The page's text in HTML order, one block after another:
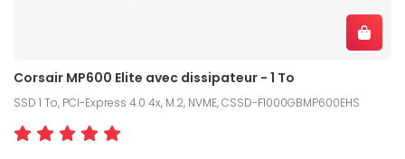
Corsair MP600 Elite avec dissipateur - 1 To
SSD 1 To, PCI-Express 4.0 4x, M.2, NVME, CSSD-F1000GBMP600EHS